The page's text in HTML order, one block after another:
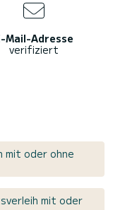
Mail-Adresse
verifiziert
mit oder ohne
mit oder